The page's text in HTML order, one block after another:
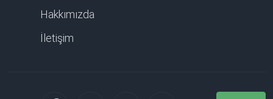
Hakkımızda
İletişim